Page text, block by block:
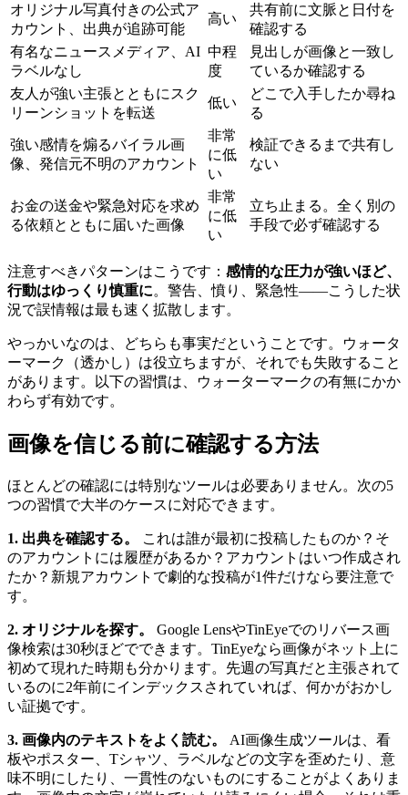
オリジナル写真付きの公式ア
カウント、出典が追跡可能
高い
共有前に文脈と日付を
確認する
有名なニュースメディア、AI
ラベルなし
中程
度
見出しが画像と一致し
ているか確認する
友人が強い主張とともにスク
リーンショットを転送
低い
どこで入手したか尋ね
る
強い感情を煽るバイラル画
像、発信元不明のアカウント
非常
に低
い
検証できるまで共有し
ない
お金の送金や緊急対応を求め
る依頼とともに届いた画像
非常
に低
い
立ち止まる。全く別の
手段で必ず確認する
注意すべきパターンはこうです： 感情的な圧力が強いほど、
行動はゆっくり慎重に。警告、憤り、緊急性——こうした状
況で誤情報は最も速く拡散します。
やっかいなのは、どちらも事実だということです。ウォータ
ーマーク（透かし）は役立ちますが、それでも失敗すること
があります。以下の習慣は、ウォーターマークの有無にかか
わらず有効です。
画像を信じる前に確認する方法
ほとんどの確認には特別なツールは必要ありません。次の5
つの習慣で大半のケースに対応できます。
1. 出典を確認する。
これは誰が最初に投稿したものか？そ
のアカウントには履歴があるか？アカウントはいつ作成され
たか？新規アカウントで劇的な投稿が1件だけなら要注意で
す。
2. オリジナルを探す。
Google LensやTinEyeでのリバース画
像検索は30秒ほどでできます。TinEyeなら画像がネット上に
初めて現れた時期も分かります。先週の写真だと主張されて
いるのに2年前にインデックスされていれば、何かがおかし
い証拠です。
3. 画像内のテキストをよく読む。
AI画像生成ツールは、看
板やポスター、Tシャツ、ラベルなどの文字を歪めたり、意
味不明にしたり、一貫性のないものにすることがよくありま